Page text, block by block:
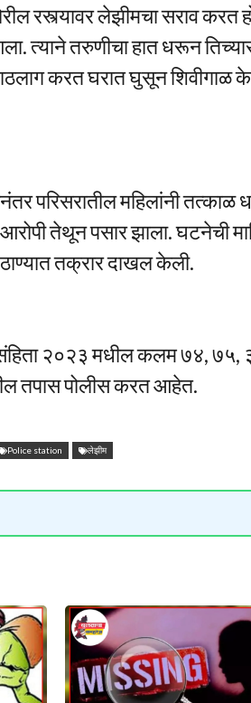
रस्त्यावर लेझीमचा सराव
त्याने तरुणीचा हात धरून
करत घरात घुसून शिवीगाळ
परिसरातील महिलांनी तत्काळ
तेथून पसार झाला. घटनेची
तक्रार दाखल केली.
संहिता २०२३ मधील कलम ७४,
तपास पोलीस करत आहेत.
Police station लेझीम